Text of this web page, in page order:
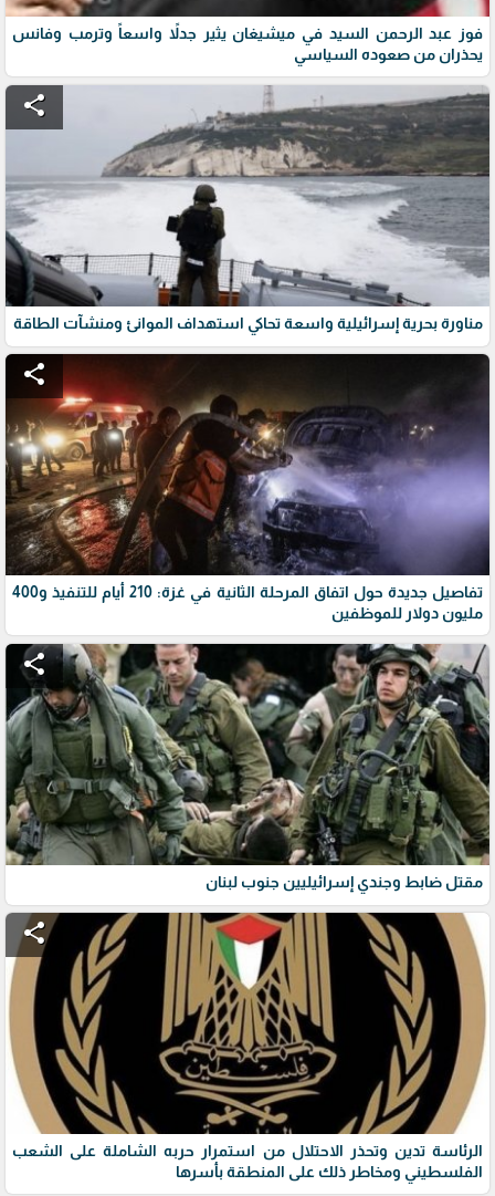
فوز عبد الرحمن السيد في ميشيغان يثير جدلاً واسعاً وترمب وفانس
يحذران من صعوده السياسي
share
مناورة بحرية إسرائيلية واسعة تحاكي استهداف الموانئ ومنشآت الطاقة
share
تفاصيل جديدة حول اتفاق المرحلة الثانية في غزة: 210 أيام للتنفيذ و400
مليون دولار للموظفين
share
مقتل ضابط وجندي إسرائيليين جنوب لبنان
share
الرئاسة تدين وتحذر الاحتلال من استمرار حربه الشاملة على الشعب
الفلسطيني ومخاطر ذلك على المنطقة بأسرها